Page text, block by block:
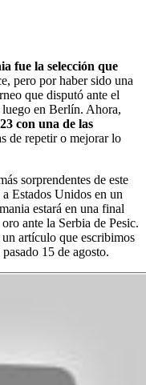
fue la selección que
pero por haber sido una
que disputó ante el
en Berlín. Ahora,
con una de las
de repetir o mejorar lo
sorprendentes de este
Estados Unidos en un
estará en una final
ante la Serbia de Pesic.
artículo que escribimos
15 de agosto.